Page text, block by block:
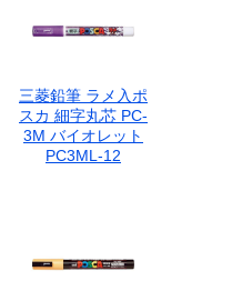
三菱鉛筆 ラメ入ポ
スカ 細字丸芯 PC-
3M バイオレット
PC3ML-12